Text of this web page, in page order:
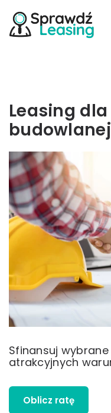
Leasing
budowlanej
Sfinansuj
atrakcyjnych
Oblicz ratę